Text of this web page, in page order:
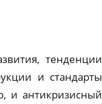
тенденции
и стандарты
и антикризисный